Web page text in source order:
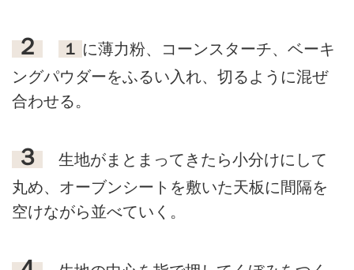
２ １ に薄力粉、コーンスターチ、ベーキ
ングパウダーをふるい入れ、切るように混ぜ
合わせる。
３
生地がまとまってきたら小分けにして
丸め、オーブンシートを敷いた天板に間隔を
空けながら並べていく。